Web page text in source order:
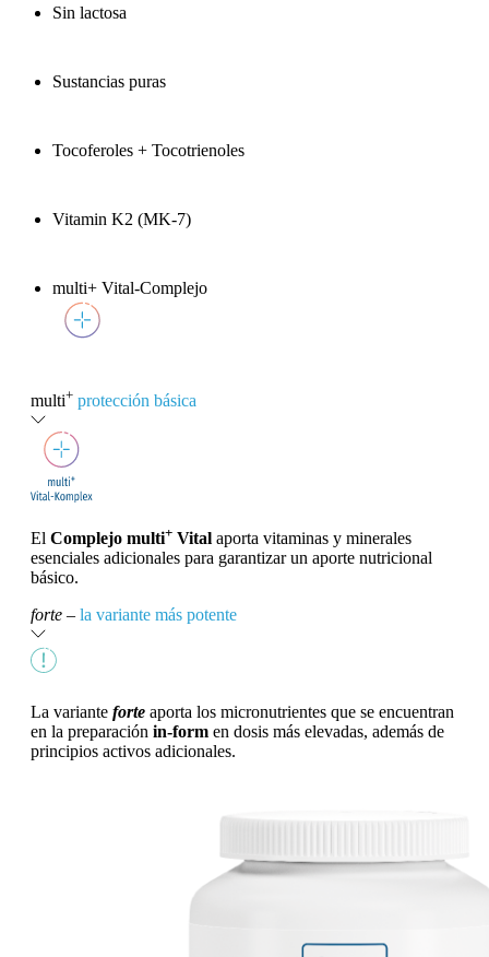
Sin lactosa
Sustancias puras
Tocoferoles + Tocotrienoles
Vitamin K2 (MK-7)
multi+ Vital-Complejo
multi+ protección básica
El Complejo multi+ Vital aporta vitaminas y minerales
esenciales adicionales para garantizar un aporte nutricional
básico.
forte – la variante más potente
La variante forte aporta los micronutrientes que se encuentran
en la preparación in-form en dosis más elevadas, además de
principios activos adicionales.